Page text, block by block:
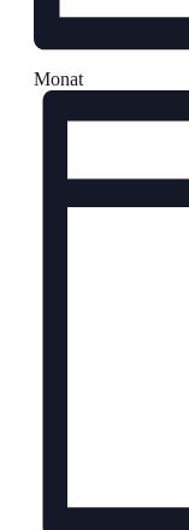
Monat